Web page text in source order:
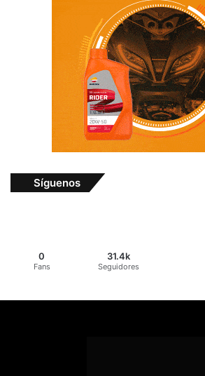
Síguenos
0
Fans
31.4k
Seguidores